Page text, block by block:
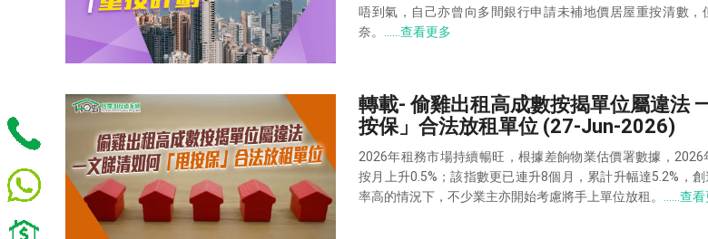
唔到氣，自己亦曾向多間銀行申請未補地價居屋重按清數，
奈。
……查看更多
轉載- 偷雞出租高成數按揭單位屬違法
按保」合法放租單位 (27-Jun-2026)
2026年租務市場持續暢旺，根據差餉物業估價署數據，2026
按月上升0.5%；該指數更已連升8個月，累計升幅達5.2%，
率高的情況下，不少業主亦開始考慮將手上單位放租。
……查